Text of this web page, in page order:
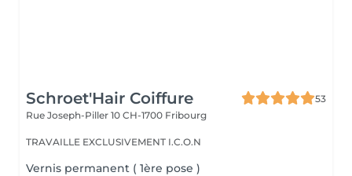
Schroet'Hair Coiffure
53
Rue Joseph-Piller 10 CH-1700 Fribourg
TRAVAILLE EXCLUSIVEMENT I.C.O.N
Vernis permanent ( 1ère pose )